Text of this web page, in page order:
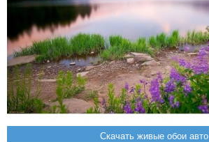
Скачать живые обои авто